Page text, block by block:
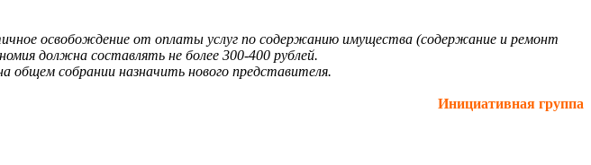
освобождение от оплаты услуг по содержанию имущества (содержание и ремонт
должна составлять не более 300-400 рублей.
общем собрании назначить нового представителя.
Инициативная группа